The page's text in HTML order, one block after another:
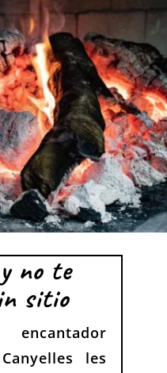
no te
sitio
les